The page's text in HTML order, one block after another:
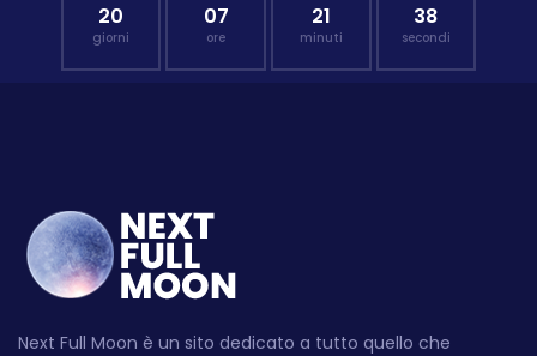
20
giorni
07
ore
21
minuti
37
secondi
Next Full Moon è un sito dedicato a tutto quello che